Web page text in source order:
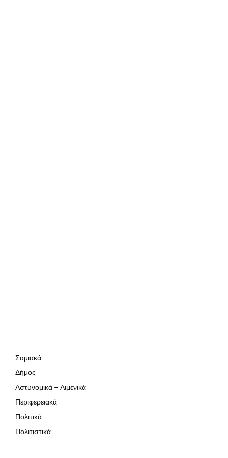
Σαμιακά
Δήμος
Αστυνομικά – Λιμενικά
Περιφερειακά
Πολιτικά
Πολιτιστικά